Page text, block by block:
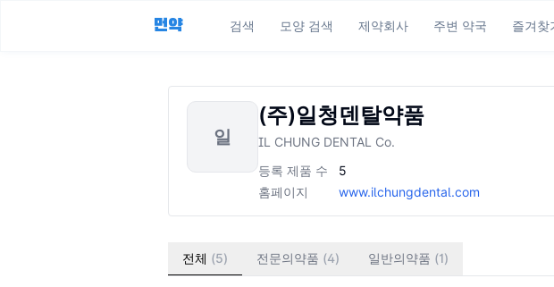
먼약 검색 모양 검색 제약회사 주변 약국 즐겨찾
일
(주)일청덴탈약품
IL CHUNG DENTAL Co.
등록 제품 수
5
홈페이지
www.ilchungdental.com
전체 (5) 전문의약품 (4) 일반의약품 (1)